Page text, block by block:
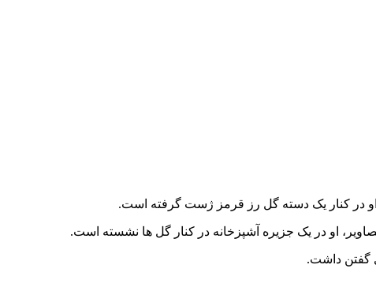
او در کنار یک دسته گل رز قرمز ژست گرفته است.
او در یک جزیره آشپزخانه در کنار گل ها نشسته است.
گفتن داشت.